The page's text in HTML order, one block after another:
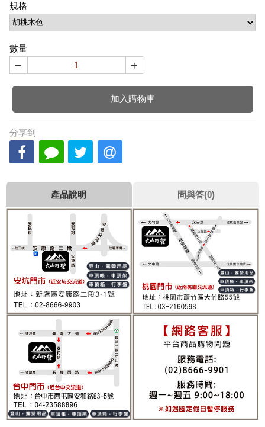
規格
數量
− +
加入購物車
分享到
產品說明 問與答(0)